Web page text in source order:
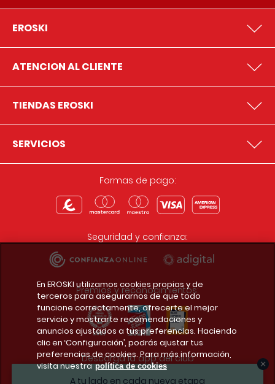
A tu lado en cada nueva etapa
EROSKI
ATENCION AL CLIENTE
TIENDAS EROSKI
SERVICIOS
Formas de pago:
Seguridad y confianza:
Premios y reconocimientos:
Descarga la app del club
En EROSKI utilizamos cookies propias y de
terceros para asegurarnos de que todo
funcione correctamente, ofrecerte el mejor
servicio y mostrarte recomendaciones y
anuncios ajustados a tus preferencias. Haciendo
clic en ‘Configuración’, podrás ajustar tus
preferencias de cookies. Para más información,
visita nuestra política de cookies